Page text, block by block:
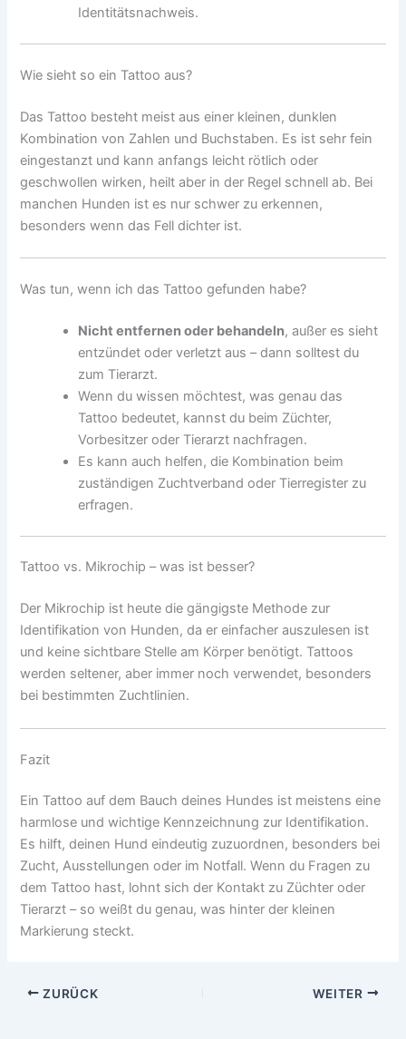
Identitätsnachweis.
Wie sieht so ein Tattoo aus?
Das Tattoo besteht meist aus einer kleinen, dunklen
Kombination von Zahlen und Buchstaben. Es ist sehr fein
eingestanzt und kann anfangs leicht rötlich oder
geschwollen wirken, heilt aber in der Regel schnell ab. Bei
manchen Hunden ist es nur schwer zu erkennen,
besonders wenn das Fell dichter ist.
Was tun, wenn ich das Tattoo gefunden habe?
Nicht entfernen oder behandeln, außer es sieht
entzündet oder verletzt aus – dann solltest du
zum Tierarzt.
Wenn du wissen möchtest, was genau das
Tattoo bedeutet, kannst du beim Züchter,
Vorbesitzer oder Tierarzt nachfragen.
Es kann auch helfen, die Kombination beim
zuständigen Zuchtverband oder Tierregister zu
erfragen.
Tattoo vs. Mikrochip – was ist besser?
Der Mikrochip ist heute die gängigste Methode zur
Identifikation von Hunden, da er einfacher auszulesen ist
und keine sichtbare Stelle am Körper benötigt. Tattoos
werden seltener, aber immer noch verwendet, besonders
bei bestimmten Zuchtlinien.
Fazit
Ein Tattoo auf dem Bauch deines Hundes ist meistens eine
harmlose und wichtige Kennzeichnung zur Identifikation.
Es hilft, deinen Hund eindeutig zuzuordnen, besonders bei
Zucht, Ausstellungen oder im Notfall. Wenn du Fragen zu
dem Tattoo hast, lohnt sich der Kontakt zu Züchter oder
Tierarzt – so weißt du genau, was hinter der kleinen
Markierung steckt.
ZURÜCK WEITER